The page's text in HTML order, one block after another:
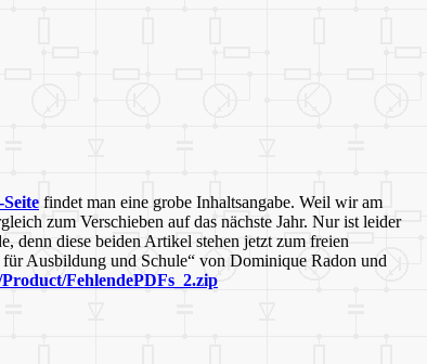
findet man eine grobe Inhaltsangabe. Weil wir am
zum Verschieben auf das nächste Jahr. Nur ist leider
denn diese beiden Artikel stehen jetzt zum freien
Ausbildung und Schule“ von Dominique Radon und
FehlendePDFs_2.zip